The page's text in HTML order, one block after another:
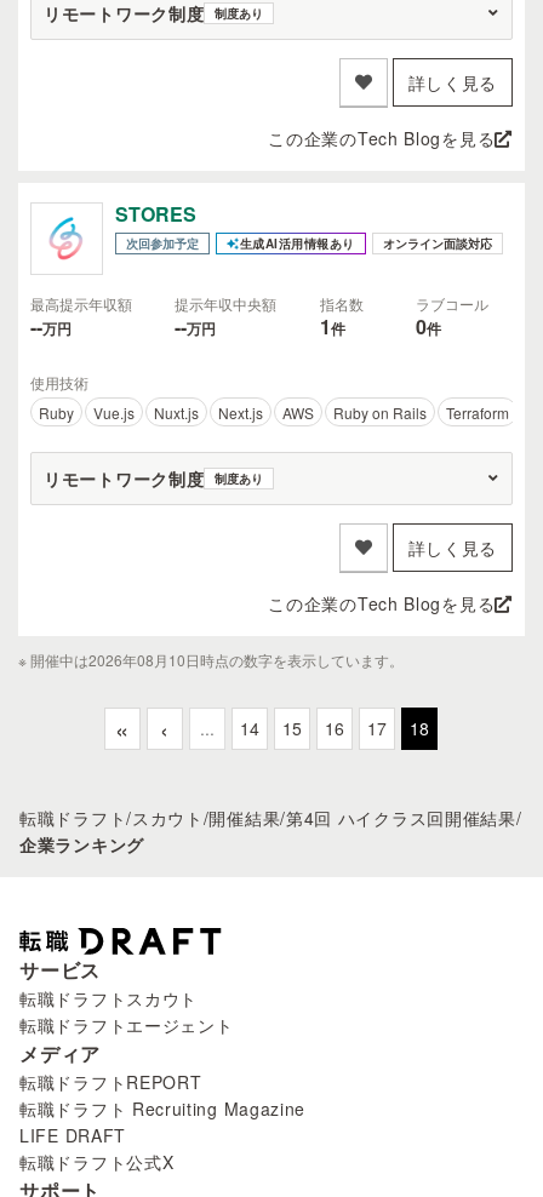
リモートワーク制度 制度あり
詳しく見る
この企業のTech Blogを見る
STORES
次回参加予定 生成AI活用情報あり オンライン面談対応
最高提示年収額
--万円
提示年収中央額
--万円
指名数
1件
ラブコール
0件
使用技術
Ruby
Vue.js Nuxt.js Next.js AWS Ruby on Rails Terraform
リモートワーク制度 制度あり
詳しく見る
この企業のTech Blogを見る
※ 開催中は2026年08月10日時点の数字を表示しています。
« ‹ ... 14 15 16 17 18
転職ドラフト/スカウト /開催結果/第4回 ハイクラス回開催結果/
企業ランキング
サービス
転職ドラフトスカウト
転職ドラフトエージェント
メディア
転職ドラフトREPORT
転職ドラフト Recruiting Magazine
LIFE DRAFT
転職ドラフト公式X
サポート